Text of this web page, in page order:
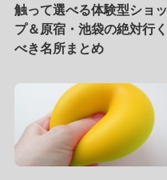
触って選べる体験型ショッ
プ＆原宿・池袋の絶対行く
べき名所まとめ